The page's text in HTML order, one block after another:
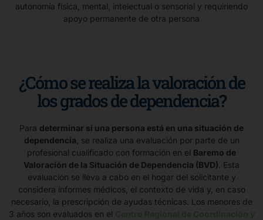
autonomía física, mental, intelectual o sensorial y requiriendo
apoyo permanente de otra persona
¿Cómo se realiza la valoración de
los grados de dependencia?
Para determinar si una persona está en una situación de
dependencia , se realiza una evaluación por parte de un
profesional cualificado con formación en el Baremo de
Valoración de la Situación de Dependencia (BVD) . Esta
evaluación se lleva a cabo en el hogar del solicitante y
considera informes médicos, el contexto de vida y, en caso
necesario, la prescripción de ayudas técnicas. Los menores de
3 años son evaluados en el